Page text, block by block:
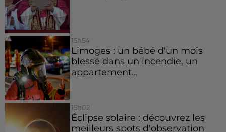
15h54
Limoges : un bébé d'un mois
blessé dans un incendie, un
appartement...
15h02
Éclipse solaire : découvrez les
meilleurs spots d'observation